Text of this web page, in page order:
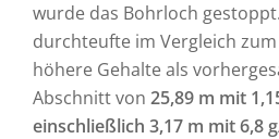
wurde das Bohrloch
durchteufte im Vergleich zum
höhere Gehalte als
Abschnitt von 25,89 m mit
einschließlich 3,17 m mit 6,8